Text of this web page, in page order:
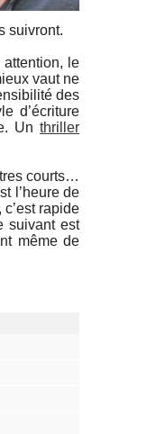
suivront.
le
vaut ne
des
d’écriture
Un thriller
courts…
l’heure de
rapide
suivant est
même de